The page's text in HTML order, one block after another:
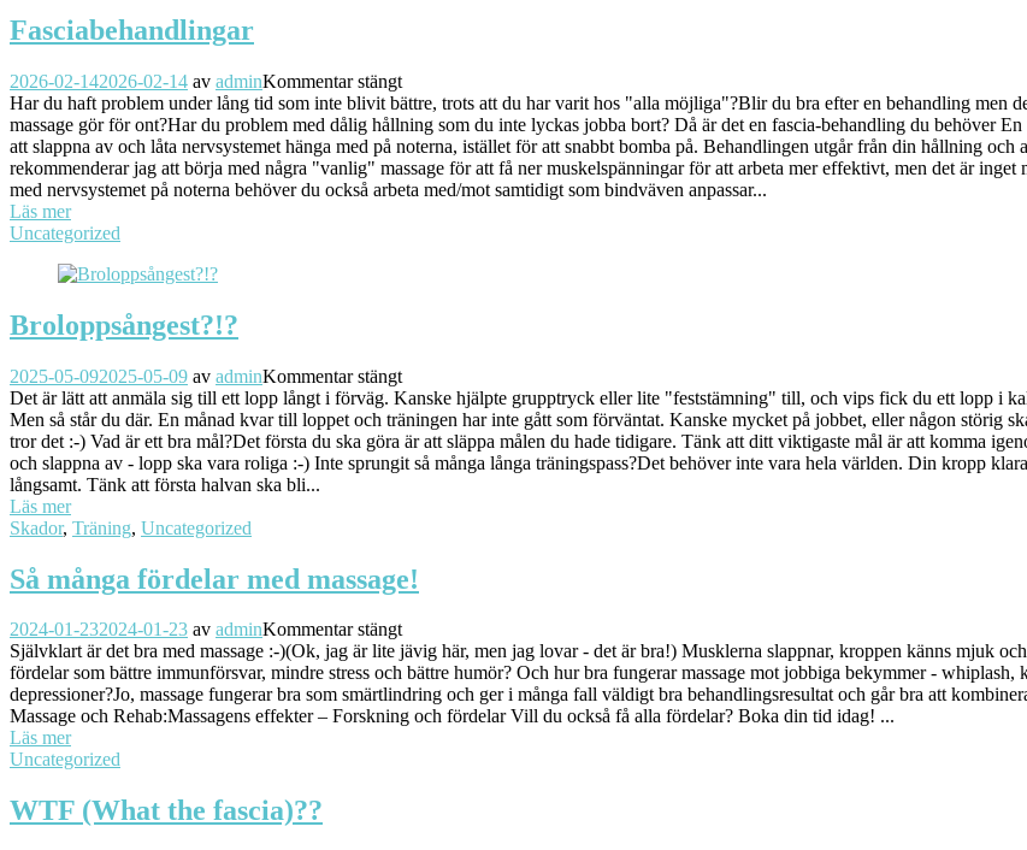
Fasciabehandlingar
2026-02-142026-02-14 av adminKommentar stängt
Har du haft problem under lång tid som inte blivit bättre, trots att du har varit hos "alla möjliga"?Blir du bra efter en behandling men
massage gör för ont?Har du problem med dålig hållning som du inte lyckas jobba bort? Då är det en fascia-behandling du behöver
att slappna av och låta nervsystemet hänga med på noterna, istället för att snabbt bomba på. Behandlingen utgår från din hållning
rekommenderar jag att börja med några "vanlig" massage för att få ner muskelspänningar för att arbeta mer effektivt, men det är
med nervsystemet på noterna behöver du också arbeta med/mot samtidigt som bindväven anpassar...
Läs mer
Uncategorized
Broloppsångest?!?
2025-05-092025-05-09 av adminKommentar stängt
Det är lätt att anmäla sig till ett lopp långt i förväg. Kanske hjälpte grupptryck eller lite "feststämning" till, och vips fick du ett lopp i
Men så står du där. En månad kvar till loppet och träningen har inte gått som förväntat. Kanske mycket på jobbet, eller någon störig
tror det :-) Vad är ett bra mål?Det första du ska göra är att släppa målen du hade tidigare. Tänk att ditt viktigaste mål är att komma
och slappna av - lopp ska vara roliga :-) Inte sprungit så många långa träningspass?Det behöver inte vara hela världen. Din kropp
långsamt. Tänk att första halvan ska bli...
Läs mer
Skador, Träning, Uncategorized
Så många fördelar med massage!
2024-01-232024-01-23 av adminKommentar stängt
Självklart är det bra med massage :-)(Ok, jag är lite jävig här, men jag lovar - det är bra!) Musklerna slappnar, kroppen känns mjuk
fördelar som bättre immunförsvar, mindre stress och bättre humör? Och hur bra fungerar massage mot jobbiga bekymmer -
depressioner?Jo, massage fungerar bra som smärtlindring och ger i många fall väldigt bra behandlingsresultat och går bra att
Massage och Rehab:Massagens effekter – Forskning och fördelar Vill du också få alla fördelar? Boka din tid idag! ...
Läs mer
Uncategorized
WTF (What the fascia)??